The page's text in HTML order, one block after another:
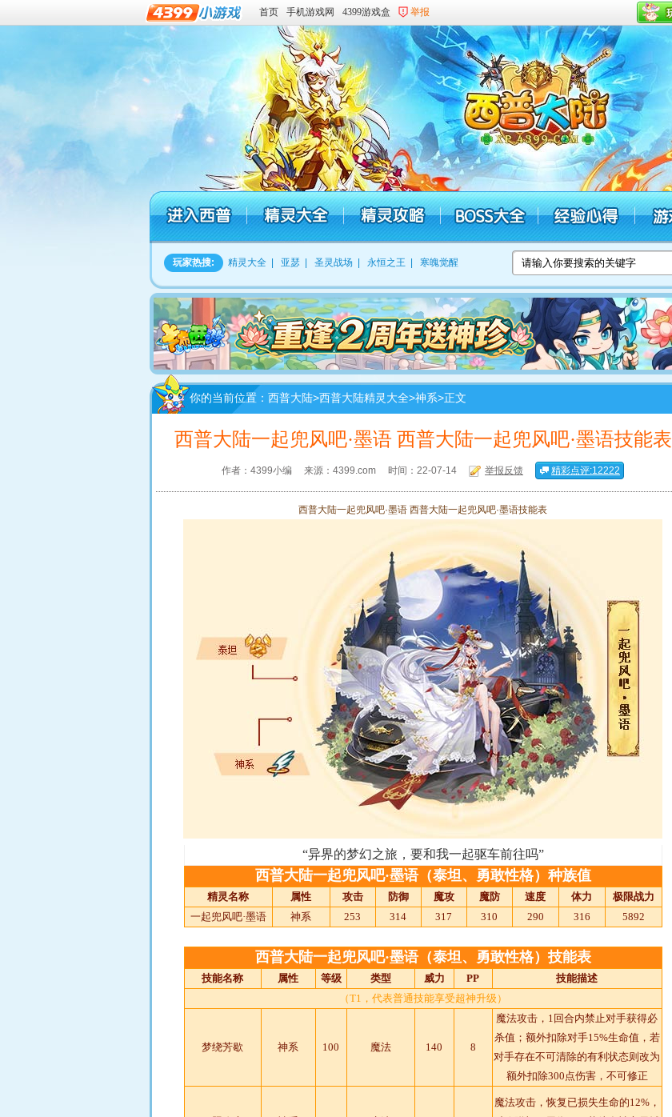
首页 手机游戏网 4399游戏盒 举报
玩家热搜: 精灵大全 亚瑟 圣灵战场 永恒之王 寒魄觉醒
你的当前位置： 西普大陆>西普大陆精灵大全>神系>正文
西普大陆一起兜风吧·墨语 西普大陆一起兜风吧·墨语技能表
作者：4399小编 来源：4399.com 时间：22-07-14 举报反馈 精彩点评:12222
西普大陆一起兜风吧·墨语 西普大陆一起兜风吧·墨语技能表
“异界的梦幻之旅，要和我一起驱车前往吗”
西普大陆一起兜风吧·墨语（泰坦、勇敢性格）种族值
精灵名称 属性 攻击 防御 魔攻 魔防 速度 体力
极限战力
一起兜风吧·墨语
神系 253 314 317 310 290 316 5892
西普大陆一起兜风吧·墨语（泰坦、勇敢性格）技能表
技能名称 属性 等级 类型 威力 PP
技能描述
（T1，代表普通技能享受超神升级）
梦绕芳歇 神系 100 魔法 140 8
魔法攻击，1回合内禁止对手获得必
杀值；额外扣除对手15%生命值，若
对手存在不可清除的有利状态则改为
额外扣除300点伤害，不可修正
魔法攻击，恢复已损失生命的12%，